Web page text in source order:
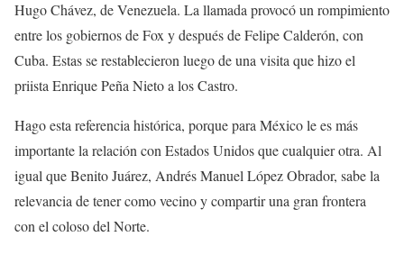
Hugo Chávez, de Venezuela. La llamada provocó un rompimiento
entre los gobiernos de Fox y después de Felipe Calderón, con
Cuba. Estas se restablecieron luego de una visita que hizo el
priista Enrique Peña Nieto a los Castro.
Hago esta referencia histórica, porque para México le es más
importante la relación con Estados Unidos que cualquier otra. Al
igual que Benito Juárez, Andrés Manuel López Obrador, sabe la
relevancia de tener como vecino y compartir una gran frontera
con el coloso del Norte.